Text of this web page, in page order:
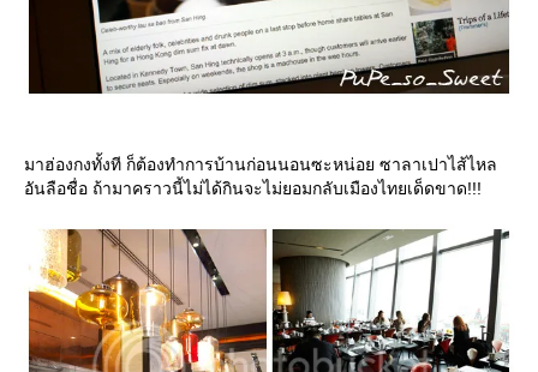
มาฮ่องกงทั้งที ก็ต้องทำการบ้านก่อนนอนซะหน่อย ซาลาเปาไส้ไหล
อันลือชื่อ ถ้ามาคราวนี้ไม่ได้กินจะไม่ยอมกลับเมืองไทยเด็ดขาด!!!